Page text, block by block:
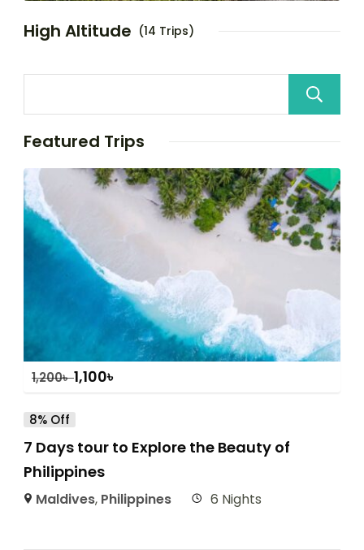
High Altitude (14 Trips)
Featured Trips
1,200৳1,100৳
8% Off
7 Days tour to Explore the Beauty of
Philippines
Maldives, Philippines 6 Nights